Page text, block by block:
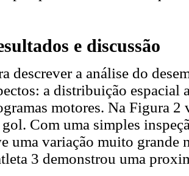
e discussão
descrever a análise do
a distribuição espacial
motores. Na Figura 2
Com uma simples
uma variação muito grande
3 demonstrou uma